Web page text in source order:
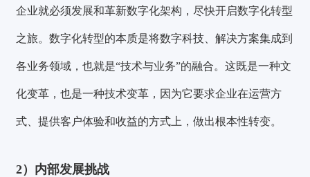
企业就必须发展和革新数字化架构，尽快开启数字化转型
之旅。数字化转型的本质是将数字科技、解决方案集成到
各业务领域，也就是“技术与业务”的融合。这既是一种文
化变革，也是一种技术变革，因为它要求企业在运营方
式、提供客户体验和收益的方式上，做出根本性转变。
2）内部发展挑战